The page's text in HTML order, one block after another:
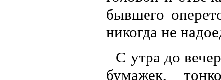
бывшего
никогда не
С утра до
бумажек,